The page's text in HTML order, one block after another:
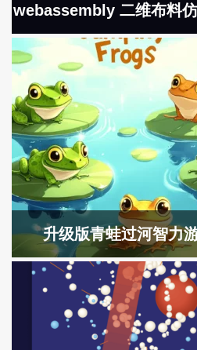
webassembly 二维布料
升级版青蛙过河智力